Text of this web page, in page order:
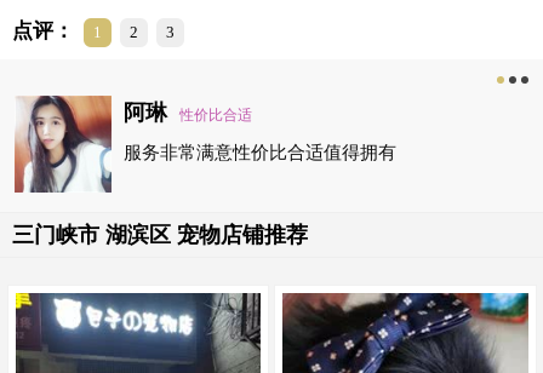
点评： 1 2 3
阿琳 性价比合适
服务非常满意性价比合适值得拥有
三门峡市 湖滨区 宠物店铺推荐